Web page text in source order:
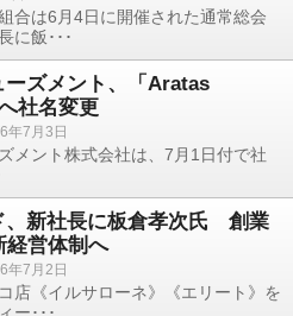
合は6月4日に開催された通常総会
に飯･･･
ーズメント、「Aratas
社名変更
年7月3日
メント株式会社は、7月1日付で社
、新社長に板倉孝次氏 創業
経営体制へ
年7月2日
店《イルサローネ》《エリート》を